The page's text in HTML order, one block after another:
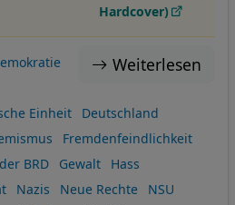
Hardcover)
Weiterlesen
Einheit
Deutschland
Fremdenfeindlichkeit
BRD Gewalt
Hass
Nazis Neue Rechte
NSU